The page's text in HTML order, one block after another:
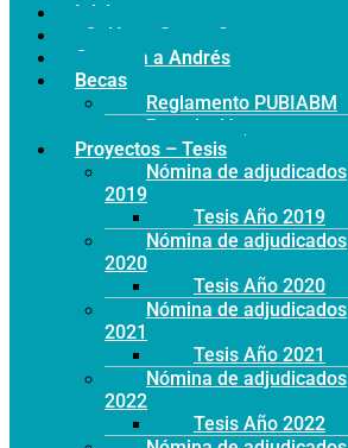
Inicio
¿Quiénes Somos?
Conozca a Andrés
Becas
Reglamento PUBIABM
Postulación
Proyectos – Tesis
Nómina de adjudicados
2019
Tesis Año 2019
Nómina de adjudicados
2020
Tesis Año 2020
Nómina de adjudicados
2021
Tesis Año 2021
Nómina de adjudicados
2022
Tesis Año 2022